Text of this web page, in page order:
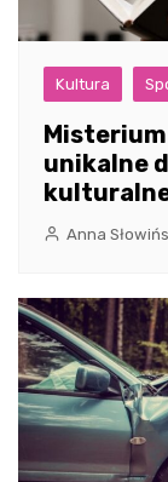
Kultura
Misterium
unikalne
Anna